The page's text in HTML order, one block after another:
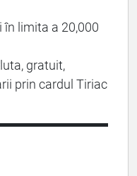
limita a 20,000
gratuit,
prin cardul Tiriac